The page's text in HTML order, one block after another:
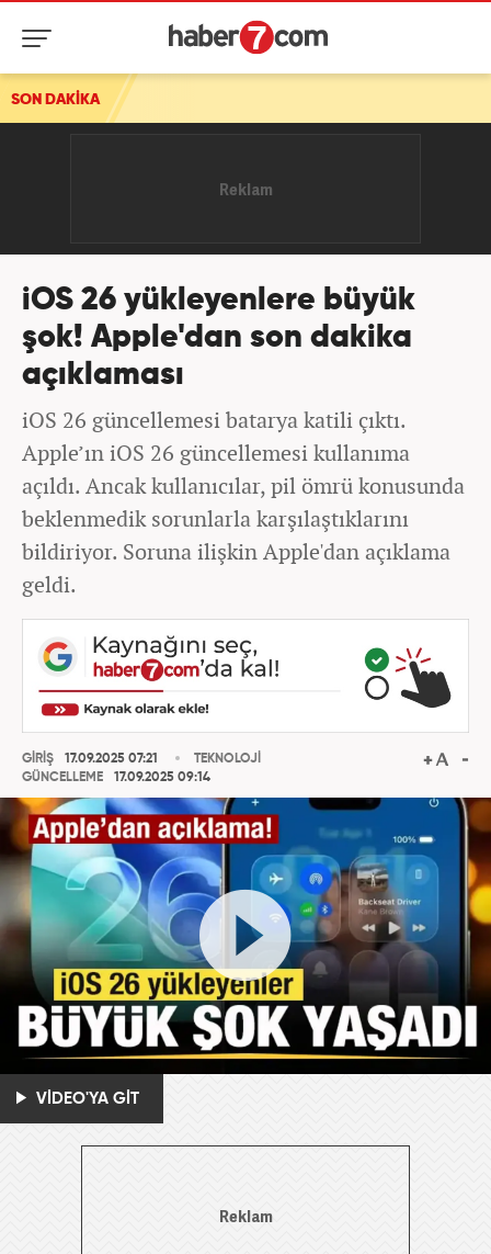
SON DAKİKA
iOS 26 yükleyenlere büyük
şok! Apple'dan son dakika
açıklaması
iOS 26 güncellemesi batarya katili çıktı.
Apple’ın iOS 26 güncellemesi kullanıma
açıldı. Ancak kullanıcılar, pil ömrü konusunda
beklenmedik sorunlarla karşılaştıklarını
bildiriyor. Soruna ilişkin Apple'dan açıklama
geldi.
GİRİŞ
17.09.2025 07:21
GÜNCELLEME
17.09.2025 09:14
TEKNOLOJİ
VİDEO'YA GİT